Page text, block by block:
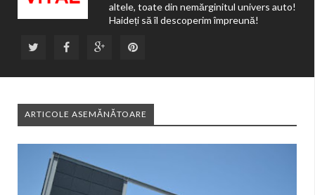
altele, toate din nemărginitul univers auto!
Haideți să îl descoperim împreună!
ARTICOLE ASEMĂNĂTOARE